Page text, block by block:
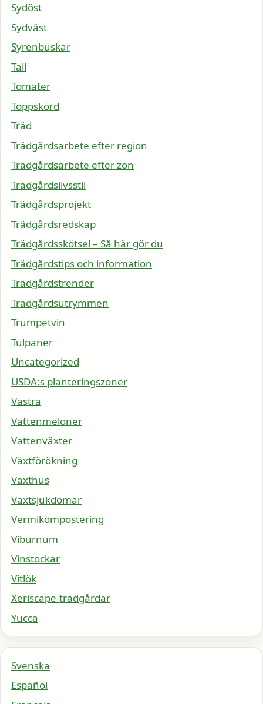
Sydöst
Sydväst
Syrenbuskar
Tall
Tomater
Toppskörd
Träd
Trädgårdsarbete efter region
Trädgårdsarbete efter zon
Trädgårdslivsstil
Trädgårdsprojekt
Trädgårdsredskap
Trädgårdsskötsel – Så här gör du
Trädgårdstips och information
Trädgårdstrender
Trädgårdsutrymmen
Trumpetvin
Tulpaner
Uncategorized
USDA:s planteringszoner
Västra
Vattenmeloner
Vattenväxter
Växtförökning
Växthus
Växtsjukdomar
Vermikompostering
Viburnum
Vinstockar
Vitlök
Xeriscape-trädgårdar
Yucca
Svenska
Español